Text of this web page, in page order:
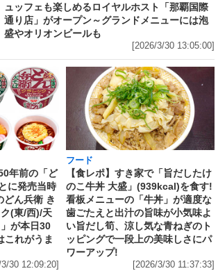
ュッフェも楽しめるロイヤルホスト「那覇国際
通り店」がオープン～グランドメニューには泡
盛やオリオンビールも
[2026/3/30 13:05:00]
年前の「ど
に発売当時
どん兵衛 き
(東/西)/天
が本日30
これがうま
3/30 12:09:20]
フード
【食レポ】すき家で「旨だしたけ
のこ牛丼 大盛」(939kcal)を食す!
看板メニューの「牛丼」が適度な
歯ごたえと出汁の旨味が小気味よ
い旨だし筍、涼し気な青ねぎのト
ッピングで一段上の美味しさにパ
ワーアップ!
[2026/3/30 11:37:33]